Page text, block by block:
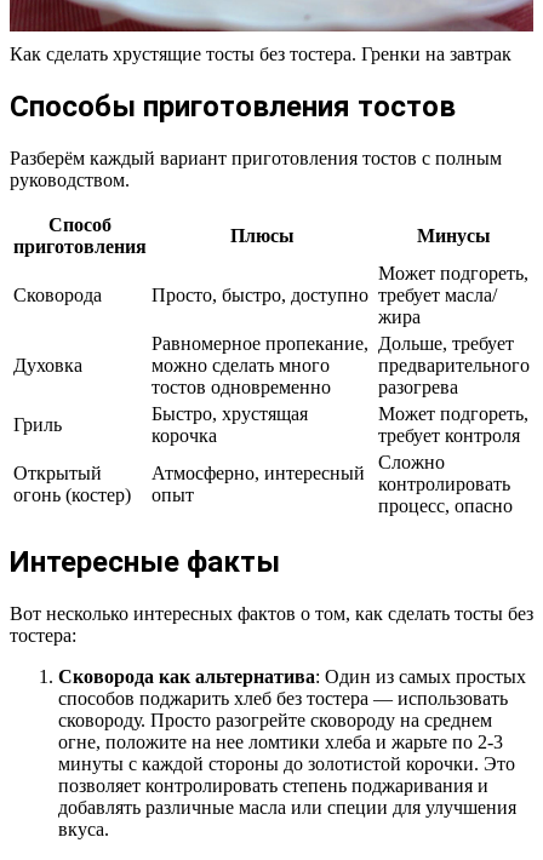
Как сделать хрустящие тосты без тостера. Гренки на завтрак
Способы приготовления тостов
Разберём каждый вариант приготовления тостов с полным
руководством.
Способ
приготовления
Плюсы Минусы
Сковорода Просто, быстро, доступно
Может подгореть,
требует масла/
жира
Духовка
Равномерное пропекание,
можно сделать много
тостов одновременно
Дольше, требует
предварительного
разогрева
Гриль
Быстро, хрустящая
корочка
Может подгореть,
требует контроля
Открытый
огонь (костер)
Атмосферно, интересный
опыт
Сложно
контролировать
процесс, опасно
Интересные факты
Вот несколько интересных фактов о том, как сделать тосты без
тостера:
Сковорода как альтернатива: Один из самых простых
способов поджарить хлеб без тостера — использовать
сковороду. Просто разогрейте сковороду на среднем
огне, положите на нее ломтики хлеба и жарьте по 2-3
минуты с каждой стороны до золотистой корочки. Это
позволяет контролировать степень поджаривания и
добавлять различные масла или специи для улучшения
вкуса.